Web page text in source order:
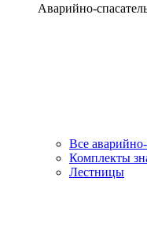
Аварийно-
Все
Комплекты
Лестницы